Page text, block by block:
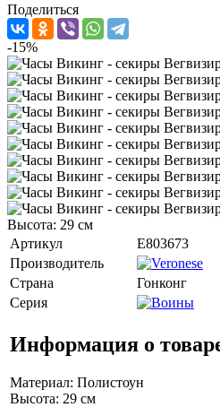
Поделиться
-15%
Высота: 29 см
Артикул
E803673
Производитель
Страна
Гонконг
Серия
Информация о
Материал: Полистоун
Высота: 29 см